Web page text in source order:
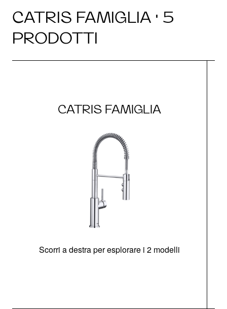
CATRIS FAMIGLIA · 5
PRODOTTI
CATRIS FAMIGLIA
Scorri a destra per esplorare i 2 modelli